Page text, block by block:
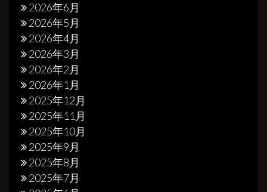
2026年6月
2026年5月
2026年4月
2026年3月
2026年2月
2026年1月
2025年12月
2025年11月
2025年10月
2025年9月
2025年8月
2025年7月